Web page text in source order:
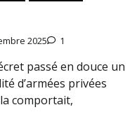
2025 1
passé en douce un
d’armées privées
comportait,